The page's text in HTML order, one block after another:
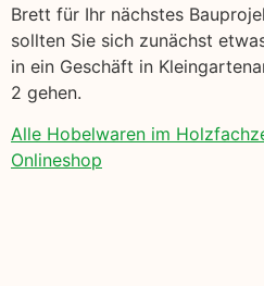
Brett für Ihr nächstes
sollten Sie sich zunächst
in ein Geschäft in
2 gehen.
Alle Hobelwaren im
Onlineshop